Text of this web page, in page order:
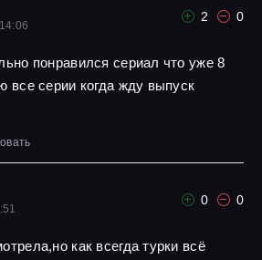
2 0
понравился сериал что уже 8
все серии когда жду выпуск
0 0
как всегда турки всё